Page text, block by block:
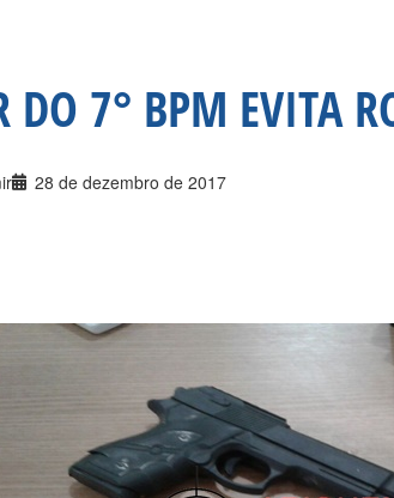
7° BPM EVITA
28 de dezembro de 2017